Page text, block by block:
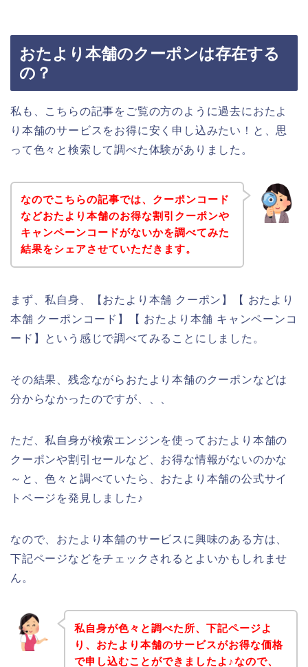
おたより本舗のクーポンは存在する
の？
私も、こちらの記事をご覧の方のように過去におたよ
り本舗のサービスをお得に安く申し込みたい！と、思
って色々と検索して調べた体験がありました。
なのでこちらの記事では、クーポンコード
などおたより本舗のお得な割引クーポンや
キャンペーンコードがないかを調べてみた
結果をシェアさせていただきます。
まず、私自身、【おたより本舗 クーポン】【 おたより
本舗 クーポンコード】【 おたより本舗 キャンペーンコ
ード】という感じで調べてみることにしました。
その結果、残念ながらおたより本舗のクーポンなどは
分からなかったのですが、、、
ただ、私自身が検索エンジンを使っておたより本舗の
クーポンや割引セールなど、お得な情報がないのかな
～と、色々と調べていたら、おたより本舗の公式サイ
トページを発見しました♪
なので、おたより本舗のサービスに興味のある方は、
下記ページなどをチェックされるとよいかもしれませ
ん。
私自身が色々と調べた所、下記ページよ
り、おたより本舗のサービスがお得な価格
で申し込むことができましたよ♪なので、